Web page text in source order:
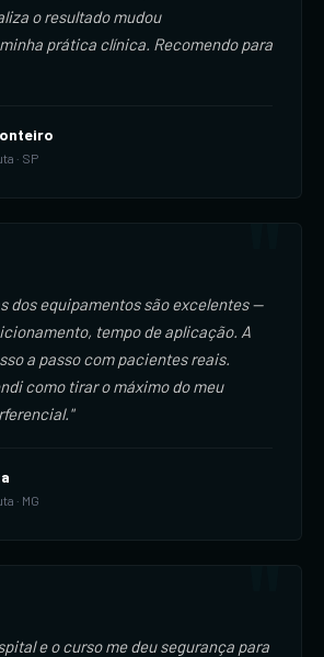
o resultado mudou
prática clínica. Recomendo para
· SP
dos equipamentos são excelentes —
tempo de aplicação. A
a passo com pacientes reais.
como tirar o máximo do meu
· MG
e o curso me deu segurança para